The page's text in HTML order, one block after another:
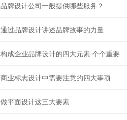
品牌设计公司一般提供哪些服务？
通过品牌设计讲述品牌故事的力量
构成企业品牌设计的四大元素 个个重要
商业标志设计中需要注意的四大事项
做平面设计这三大要素